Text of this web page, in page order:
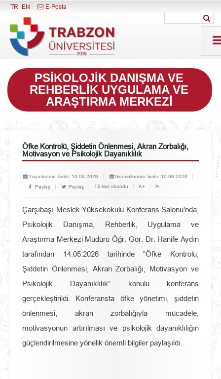
Menüyü Kapat
TR EN E-Posta
PSIKOLOJIK DANIŞMA VE
REHBERLIK UYGULAMA VE
ARAŞTIRMA MERKEZI
Öfke Kontrolü, Şiddetin Önlenmesi, Akran Zorbalığı,
Motivasyon ve Psikolojik Dayanıklılık
Yayınlanma Tarihi: 10.06.2026 Güncellenme Tarihi: 10.06.2026
Paylaş
Paylaş 13 kez okundu A+ A-
Çarşıbaşı Meslek Yüksekokulu Konferans Salonu'nda,
Psikolojik Danışma, Rehberlik, Uygulama ve
Araştırma Merkezi Müdürü Öğr. Gör. Dr. Hanife Aydın
tarafından 14.05.2026 tarihinde “Öfke Kontrolü,
Şiddetin Önlenmesi, Akran Zorbalığı, Motivasyon ve
Psikolojik Dayanıklılık” konulu konferans
gerçekleştirildi. Konferansta öfke yönetimi, şiddetin
önlenmesi, akran zorbalığıyla mücadele,
motivasyonun artırılması ve psikolojik dayanıklılığın
güçlendirilmesine yönelik önemli bilgiler paylaşıldı.